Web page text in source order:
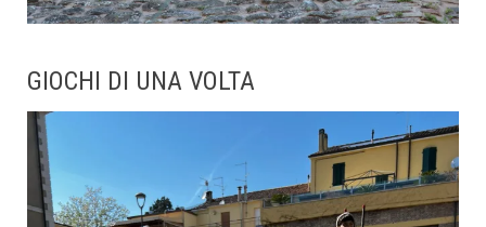
GIOCHI DI UNA VOLTA